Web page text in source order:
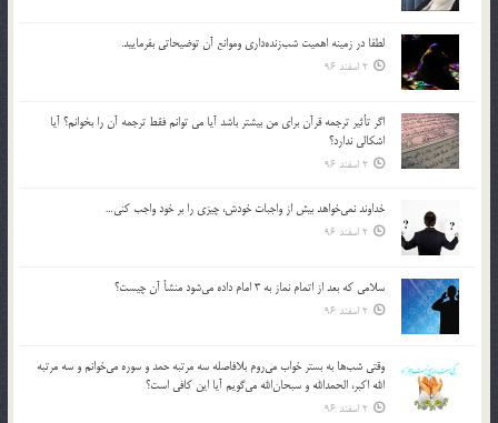
لطفا در زمينه اهميت شب‌زنده‌داري وموانع آن توضيحاتي بفرماييد.
2 اسفند 96
اگر تأثير ترجمه قرآن براي من بيشتر باشد آيا مي توانم فقط ترجمه آن را بخوانم؟ آيا
اشكالي ندارد؟
2 اسفند 96
خداوند نمي‌خواهد بيش از واجبات خودش، چيزي را بر خود واجب كني…
2 اسفند 96
سلامي كه بعد از اتمام نماز به 3 امام داده مي‌شود منشأ آن چيست؟
2 اسفند 96
وقتي شب‌ها به بستر خواب مي‌روم بلافاصله سه مرتبه حمد و سوره مي‌خوانم و سه مرتبه
الله اكبر، الحمدالله و سبحان‌الله مي‌گويم آيا اين كافي است؟
2 اسفند 96